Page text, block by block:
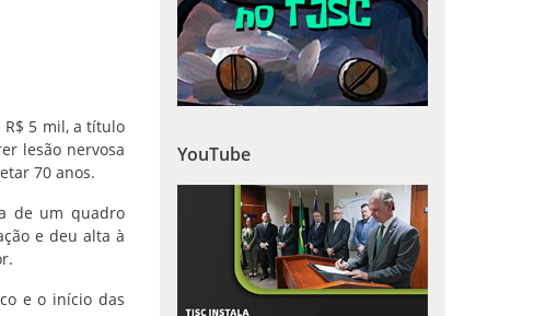
R$ 5 mil, a título
lesão nervosa
70 anos.
de um quadro
e deu alta à
e o início das
YouTube